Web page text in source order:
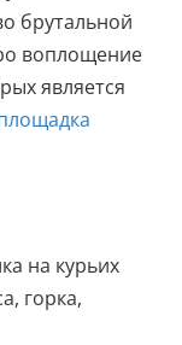
брутальной
воплощение
является
на курьих
горка,